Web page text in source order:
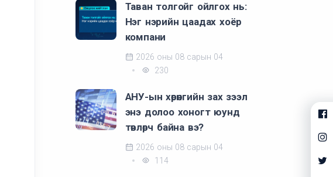
Таван толгойг ойлгох нь:
Нэг нэрийн цаадах хоёр
компани
2026 оны 08 сарын 04
230
АНУ-ын хөрөнгийн зах зээл
энэ долоо хоногт юунд
төвлөрч байна вэ?
2026 оны 08 сарын 04
114